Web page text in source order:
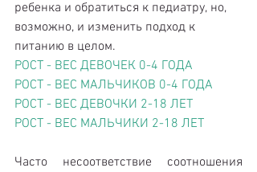
ребенка и обратиться к педиатру, но,
возможно, и изменить подход к
питанию в целом.
РОСТ - ВЕС ДЕВОЧЕК 0-4 ГОДА
РОСТ - ВЕС МАЛЬЧИКОВ 0-4 ГОДА
РОСТ - ВЕС ДЕВОЧКИ 2-18 ЛЕТ
РОСТ - ВЕС МАЛЬЧИКИ 2-18 ЛЕТ
Часто несоответствие соотношения